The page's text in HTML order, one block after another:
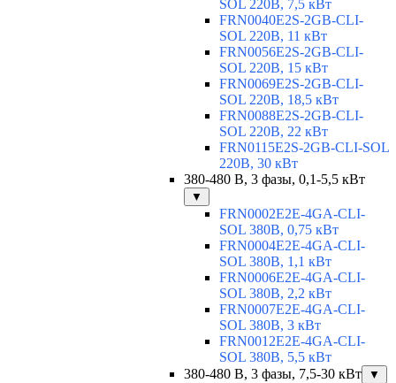
SOL 220В, 7,5 кВт
FRN0040E2S-2GB-CLI-
SOL 220В, 11 кВт
FRN0056E2S-2GB-CLI-
SOL 220В, 15 кВт
FRN0069E2S-2GB-CLI-
SOL 220В, 18,5 кВт
FRN0088E2S-2GB-CLI-
SOL 220В, 22 кВт
FRN0115E2S-2GB-CLI-SOL
220В, 30 кВт
380-480 В, 3 фазы, 0,1-5,5 кВт
▼
FRN0002E2E-4GA-CLI-
SOL 380В, 0,75 кВт
FRN0004E2E-4GA-CLI-
SOL 380В, 1,1 кВт
FRN0006E2E-4GA-CLI-
SOL 380В, 2,2 кВт
FRN0007E2E-4GA-CLI-
SOL 380В, 3 кВт
FRN0012E2E-4GA-CLI-
SOL 380В, 5,5 кВт
380-480 В, 3 фазы, 7,5-30 кВт
▼